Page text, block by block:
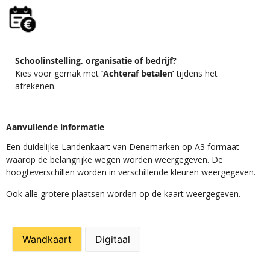
Schoolinstelling, organisatie of bedrijf?
Kies voor gemak met ‘Achteraf betalen’tijdens het
afrekenen.
Aanvullende informatie
Een duidelijke Landenkaart van Denemarken op A3 formaat
waarop de belangrijke wegen worden weergegeven. De
hoogteverschillen worden in verschillende kleuren weergegeven.
Ook alle grotere plaatsen worden op de kaart weergegeven.
Wandkaart Digitaal